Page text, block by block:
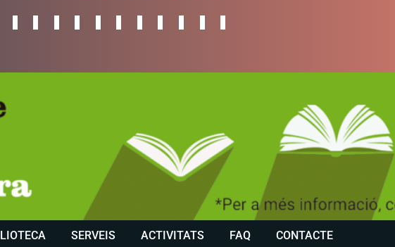
SERVEIS ACTIVITATS FAQ CONTACTE